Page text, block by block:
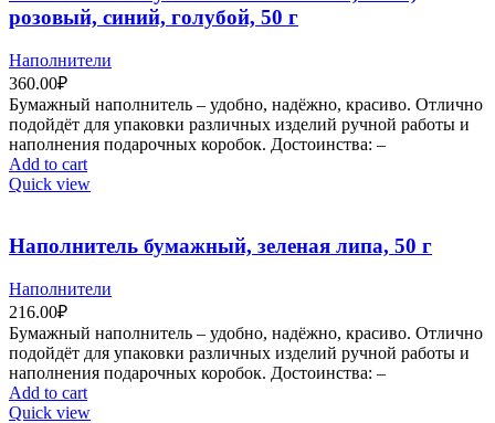
розовый, синий, голубой, 50 г
Наполнители
360.00₽
Бумажный наполнитель – удобно, надёжно, красиво. Отлично
подойдёт для упаковки различных изделий ручной работы и
наполнения подарочных коробок. Достоинства: –
Add to cart
Quick view
Наполнитель бумажный, зеленая липа, 50 г
Наполнители
216.00₽
Бумажный наполнитель – удобно, надёжно, красиво. Отлично
подойдёт для упаковки различных изделий ручной работы и
наполнения подарочных коробок. Достоинства: –
Add to cart
Quick view